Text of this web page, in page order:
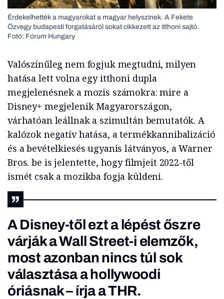
Érdekelhették a magyarokat a magyar helyszínek. A Fekete
Özvegy budapesti forgatásáról sokat cikkezett az itthoni sajtó.
Fotó: Fórum Hungary
Valószínűleg nem fogjuk megtudni, milyen
hatása lett volna egy itthoni dupla
megjelenésnek a mozis számokra: mire a
Disney+ megjelenik Magyarországon,
várhatóan leállnak a szimultán bemutatók. A
kalózok negatív hatása, a termékkannibalizáció
és a bevételkiesés ugyanis látványos, a Warner
Bros. be is jelentette, hogy filmjeit 2022-től
ismét csak a mozikba fogja küldeni.
A Disney-től ezt a lépést őszre
várják a Wall Street-i elemzők,
most azonban nincs túl sok
választása a hollywoodi
óriásnak – írja aTHR.